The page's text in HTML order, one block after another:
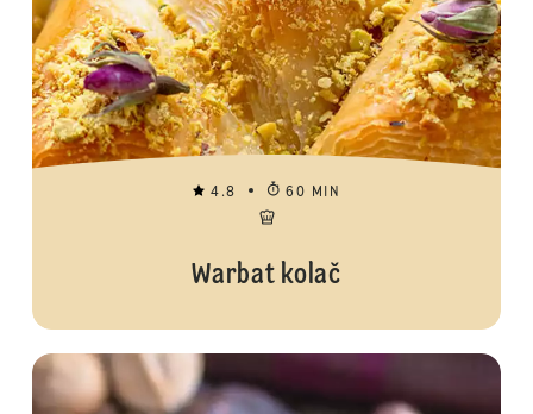
4.8 60 MIN
Warbat kolač